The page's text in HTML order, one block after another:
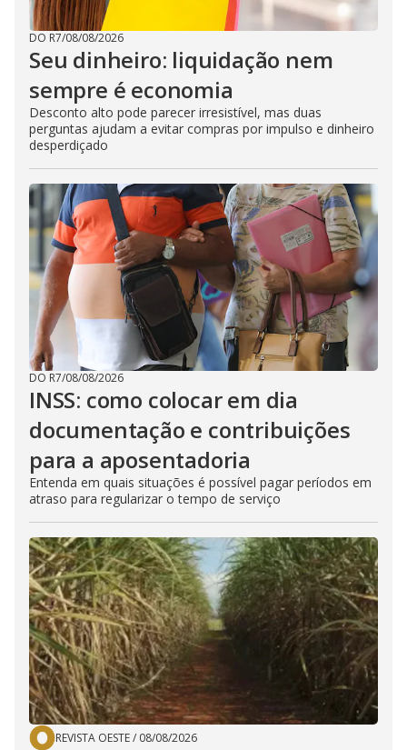
DO R7/08/08/2026
Seu dinheiro: liquidação nem
sempre é economia
Desconto alto pode parecer irresistível, mas duas
perguntas ajudam a evitar compras por impulso e dinheiro
desperdiçado
DO R7/08/08/2026
INSS: como colocar em dia
documentação e contribuições
para a aposentadoria
Entenda em quais situações é possível pagar períodos em
atraso para regularizar o tempo de serviço
REVISTA OESTE/ 08/08/2026